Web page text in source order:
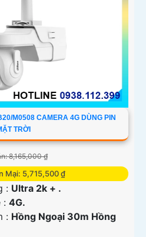
M0508 CAMERA 4G DÙNG PIN
TRỜI
8,165,000 ₫
Mại: 5,715,500 ₫
: Ultra 2k + .
: 4G.
: Hồng Ngoại 30m Hồng